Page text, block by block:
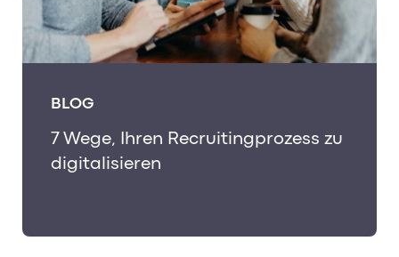
BLOG
7 Wege, Ihren Recruitingprozess zu
digitalisieren